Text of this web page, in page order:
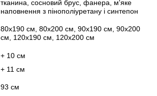
тканина, сосновий брус, фанера, м'яке
наповнення з пінополіуретану і синтепон
80х190 см, 80x200 см, 90х190 см, 90х200
см, 120х190 см, 120х200 см
+ 10 см
+ 11 см
93 см